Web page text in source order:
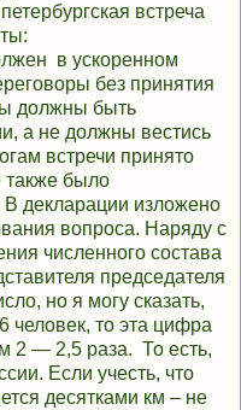
встреча
в ускоренном
без принятия
должны быть
а не должны вестись
встречи принято
также было
декларации изложено
вопроса. Наряду с
численного состава
председателя
но я могу сказать,
человек, то эта цифра
2 — 2,5 раза. То есть,
Если учесть, что
десятками км – не